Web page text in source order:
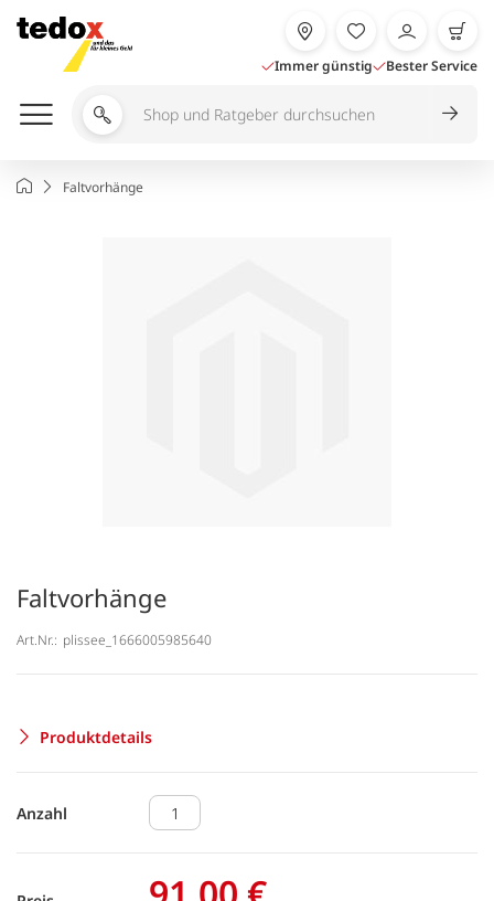
Inhalt
springen
Immer günstig Bester Service
Shop
durchsuchen
StartseiteFaltvorhänge
Faltvorhänge
Art.Nr.: plissee_1666005985640
Produktdetails
Anzahl